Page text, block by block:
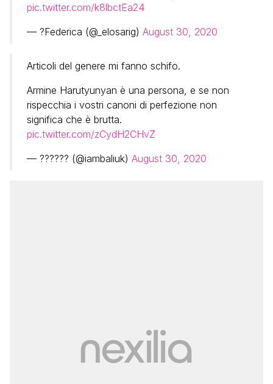
pic.twitter.com/k8lbctEa24
— ?Federica (@_elosarig) August 30, 2020
Articoli del genere mi fanno schifo.
Armine Harutyunyan è una persona, e se non
rispecchia i vostri canoni di perfezione non
significa che è brutta.
pic.twitter.com/zCydH2CHvZ
— ?????? (@iambaliuk) August 30, 2020